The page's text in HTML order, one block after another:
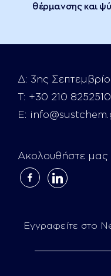
θέρμανσης και
Δ: 3ης
Τ: +30 210 8252510
E:
Ακολουθήστε μας
facebook-
linkedin
Εγγραφείτε στο